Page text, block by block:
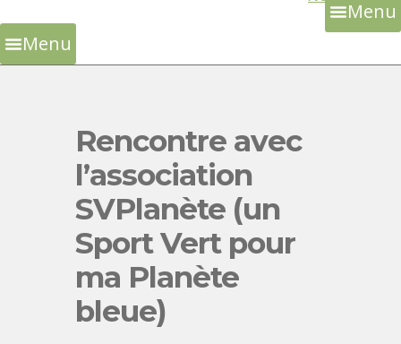
content
Menu
Menu
Rencontre avec
l’association
SVPlanète (un
Sport Vert pour
ma Planète
bleue)